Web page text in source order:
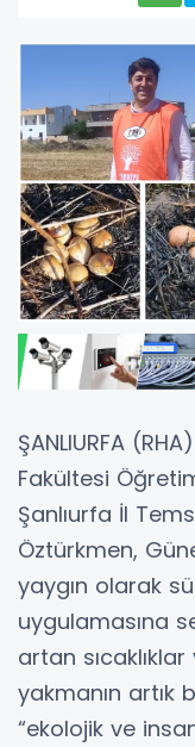
ŞANLIURFA
Fakültesi
Şanlıurfa İl
Öztürkmen,
yaygın olarak
uygulamasına
artan
yakmanın artık
“ekolojik ve